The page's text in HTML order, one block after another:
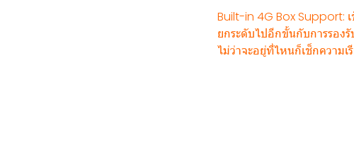
Built-in 4G Box Support:
ยกระดับไปอีกขั้นกับการรอ
ไม่ว่าจะอยู่ที่ไหนก็เช็กความเ